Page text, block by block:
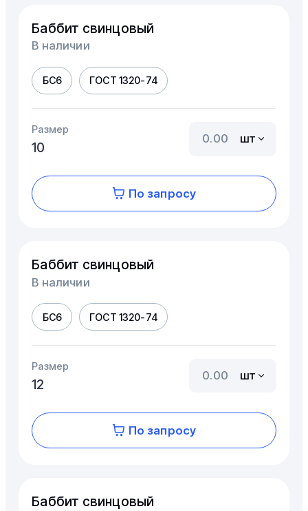
Баббит свинцовый
В наличии
БС6 ГОСТ 1320-74
Размер
10
шт
По запросу
Баббит свинцовый
В наличии
БС6 ГОСТ 1320-74
Размер
12
шт
По запросу
Баббит свинцовый